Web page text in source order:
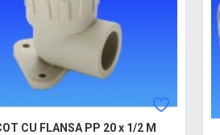
CU FLANSA PP 20 x 1/2 M